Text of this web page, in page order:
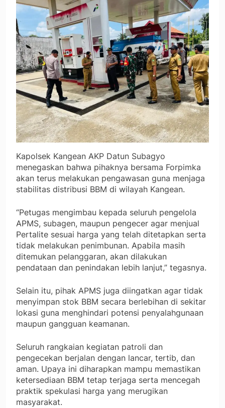
Kapolsek Kangean AKP Datun Subagyo
menegaskan bahwa pihaknya bersama Forpimka
akan terus melakukan pengawasan guna menjaga
stabilitas distribusi BBM di wilayah Kangean.
“Petugas mengimbau kepada seluruh pengelola
APMS, subagen, maupun pengecer agar menjual
Pertalite sesuai harga yang telah ditetapkan serta
tidak melakukan penimbunan. Apabila masih
ditemukan pelanggaran, akan dilakukan
pendataan dan penindakan lebih lanjut,” tegasnya.
Selain itu, pihak APMS juga diingatkan agar tidak
menyimpan stok BBM secara berlebihan di sekitar
lokasi guna menghindari potensi penyalahgunaan
maupun gangguan keamanan.
Seluruh rangkaian kegiatan patroli dan
pengecekan berjalan dengan lancar, tertib, dan
aman. Upaya ini diharapkan mampu memastikan
ketersediaan BBM tetap terjaga serta mencegah
praktik spekulasi harga yang merugikan
masyarakat.